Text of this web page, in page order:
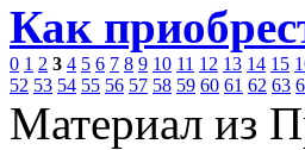
Как
0 1 2 3 4 5 6 7 8 9 10 11 12 13 14 15
52 53 54 55 56 57 58 59 60 61 62 63
Материал из